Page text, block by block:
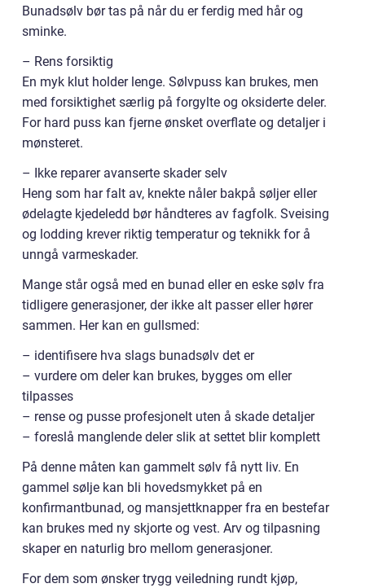
Bunadsølv bør tas på når du er ferdig med hår og
sminke.
– Rens forsiktig
En myk klut holder lenge. Sølvpuss kan brukes, men
med forsiktighet særlig på forgylte og oksiderte deler.
For hard puss kan fjerne ønsket overflate og detaljer i
mønsteret.
– Ikke reparer avanserte skader selv
Heng som har falt av, knekte nåler bakpå søljer eller
ødelagte kjedeledd bør håndteres av fagfolk. Sveising
og lodding krever riktig temperatur og teknikk for å
unngå varmeskader.
Mange står også med en bunad eller en eske sølv fra
tidligere generasjoner, der ikke alt passer eller hører
sammen. Her kan en gullsmed:
– identifisere hva slags bunadsølv det er
– vurdere om deler kan brukes, bygges om eller
tilpasses
– rense og pusse profesjonelt uten å skade detaljer
– foreslå manglende deler slik at settet blir komplett
På denne måten kan gammelt sølv få nytt liv. En
gammel sølje kan bli hovedsmykket på en
konfirmantbunad, og mansjettknapper fra en bestefar
kan brukes med ny skjorte og vest. Arv og tilpasning
skaper en naturlig bro mellom generasjoner.
For dem som ønsker trygg veiledning rundt kjøp,